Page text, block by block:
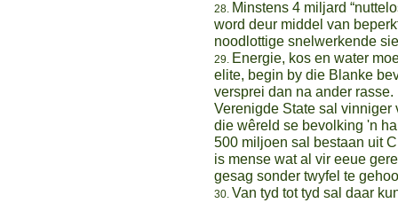
Minstens 4 miljard
word deur middel van
noodlottige snelwerkende
Energie, kos en water
elite, begin by die Blanke
versprei dan na ander
Verenigde State sal vinniger
die wêreld se bevolking 'n
500 miljoen sal bestaan ​​uit
is mense wat al vir eeue
gesag sonder twyfel te
Van tyd tot tyd sal daar